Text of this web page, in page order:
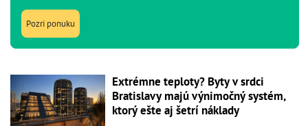
Pozri ponuku
Extrémne teploty? Byty v srdci
Bratislavy majú výnimočný systém,
ktorý ešte aj šetrí náklady